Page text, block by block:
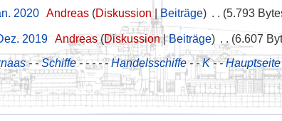
2020‎ Andreas Diskussion Beiträge 5.793
2019‎ Andreas Diskussion Beiträge 6.607
- -Schiffe- - - - -Handelsschiffe- -K- -Hauptseite